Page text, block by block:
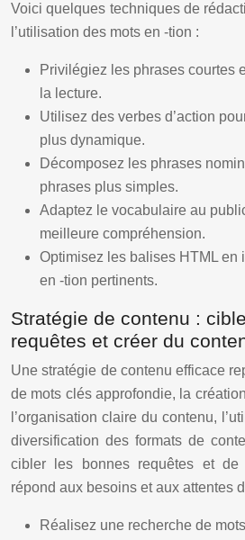
Voici quelques techniques de
l’utilisation des mots en -tion :
Privilégiez les phrases courtes
la lecture.
Utilisez des verbes d’action
plus dynamique.
Décomposez les phrases
phrases plus simples.
Adaptez le vocabulaire au
meilleure compréhension.
Optimisez les balises HTML en
en -tion pertinents.
Stratégie de contenu :
requêtes et créer du
Une stratégie de contenu efficace
de mots clés approfondie, la
l’organisation claire du contenu,
diversification des formats de
cibler les bonnes requêtes et
répond aux besoins et aux attentes
Réalisez une recherche de